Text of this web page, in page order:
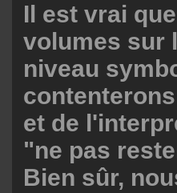
Il est vrai
volumes sur
niveau
et de
"ne pas
Bien sûr,